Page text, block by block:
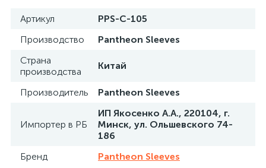
Артикул
PPS-C-105
Производство
Pantheon Sleeves
Страна
производства
Китай
Производитель Pantheon Sleeves
Импортер в РБ
ИП Якосенко А.А., 220104, г.
Минск, ул. Ольшевского 74-
186
Бренд
Pantheon Sleeves